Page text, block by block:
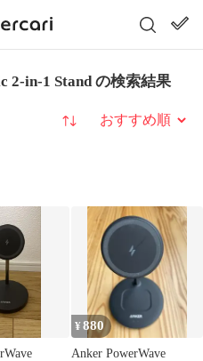
2-in-1 Stand の検索結果
並び替え
¥880
Anker PowerWave